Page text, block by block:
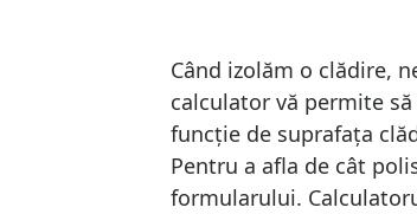
Când izolăm o clădire,
calculator vă permite
funcție de suprafața
Pentru a afla de cât
formularului.